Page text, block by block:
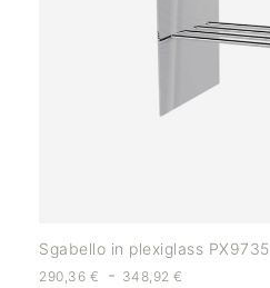
Sgabello in plexiglass PX9735
290,36 € - 348,92€